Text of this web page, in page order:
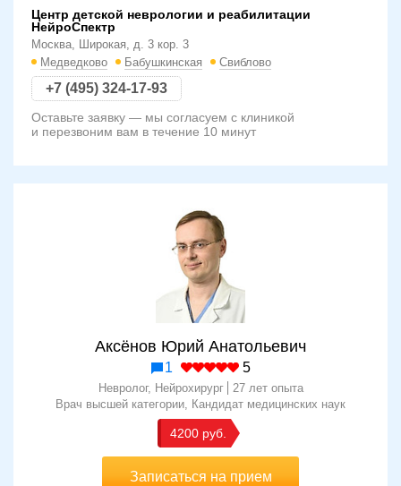
Центр детской неврологии и реабилитации
НейроСпектр
Москва, Широкая, д. 3 кор. 3
Медведково
Бабушкинская Свиблово
+7 (495) 324-17-93
Оставьте заявку — мы согласуем с клиникой
и перезвоним вам в течение 10 минут
Аксёнов Юрий Анатольевич
1 5
Невролог, Нейрохирург
27 лет опыта
Врач высшей категории
Кандидат медицинских наук
4200
Записаться на прием